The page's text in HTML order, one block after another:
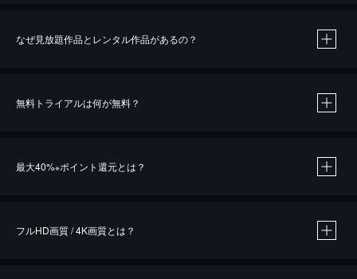
なぜ見放題作品とレンタル作品があるの？
無料トライアルは何が無料？
最大40%※ポイント還元とは？
フルHD画質 / 4K画質とは？